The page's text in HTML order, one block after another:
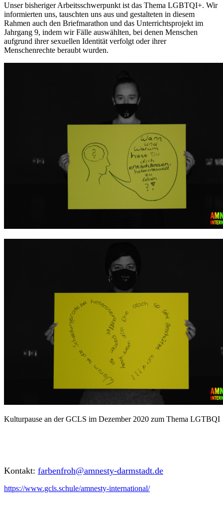
Unser bisheriger Arbeitsschwerpunkt ist das Thema LGBTQI+. Wir
informierten uns, tauschten uns aus und gestalteten in diesem
Rahmen auch den Briefmarathon und das Unterrichtsprojekt im
Jahrgang 9, indem wir Fälle auswählten, bei denen Menschen
aufgrund ihrer sexuellen Identität verfolgt oder ihrer
Menschenrechte beraubt wurden.
Kulturpause an der GCLS im Dezember 2020 zum Thema LGTBQI
Kontakt: farbenfroh@amnesty-darmstadt.de
https://www.gcls.schule/amnesty-international/